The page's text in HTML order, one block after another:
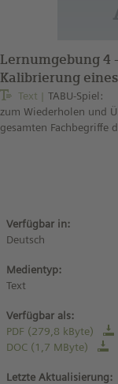
Lernumgebung 4
Kalibrierung eines
(Arbeitsblatt
2)
Text
TABU-Spiel:
zum Wiederholen und
gesamten Fachbegriffe
Verfügbar in:
Deutsch
Medientyp:
Text
Verfügbar als:
PDF (279,8 kByte)
DOC (1,7 MByte)
Letzte Aktualisierung: